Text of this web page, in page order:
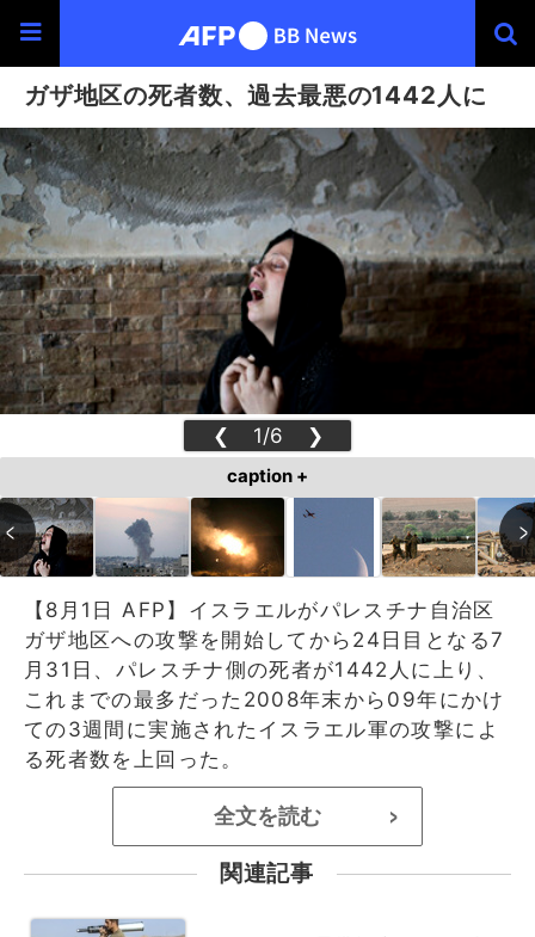
ガザ地区の死者数、過去最悪の1442人に
❮ 1/6 ❯
caption +
【8月1日 AFP】イスラエルがパレスチナ自治区
ガザ地区への攻撃を開始してから24日目となる7
月31日、パレスチナ側の死者が1442人に上り、
これまでの最多だった2008年末から09年にかけ
ての3週間に実施されたイスラエル軍の攻撃によ
る死者数を上回った。
全文を読む >
関連記事